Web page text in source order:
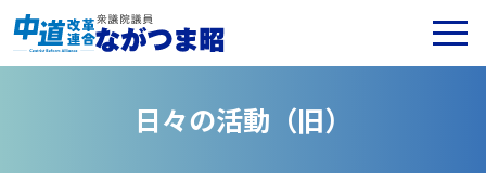
日々の活動 （旧）